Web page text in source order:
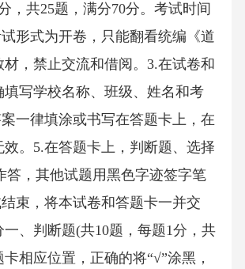
，共25题，满分70分。考试时间
形式为开卷，只能翻看统编《道
，禁止交流和借阅。3.在试卷和
填写学校名称、班级、姓名和考
一律填涂或书写在答题卡上，在
。5.在答题卡上，判断题、选择
答，其他试题用黑色字迹签字笔
束，将本试卷和答题卡一并交
一、判断题(共10题，每题1分，共
相应位置，正确的将“√”涂黑，